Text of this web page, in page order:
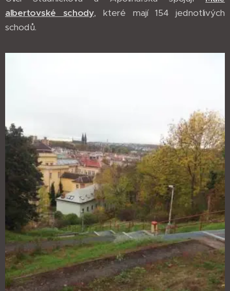
albertovské schody, které mají 154 jednotlivých
schodů.